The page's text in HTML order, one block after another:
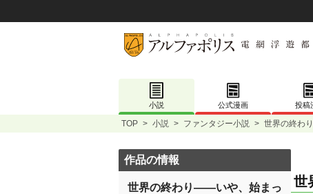
小説 公式漫画 投稿
TOP > 小説 > ファンタジー小説 > 世界の終わ
世
作品の情報
世界の終わり――いや、始まっ